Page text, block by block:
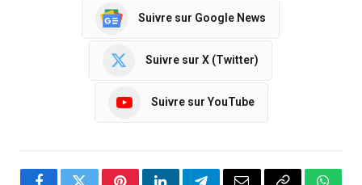
Suivre sur Google News
Suivre sur X (Twitter)
Suivre sur YouTube